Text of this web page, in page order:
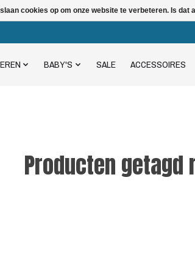
BABY'S SALE ACCESSOIRES
Producten
cookies op om onze website te verbeteren. Is dat